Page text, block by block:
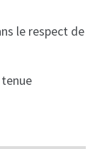
le respect de